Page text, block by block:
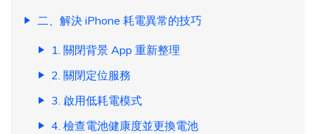
二、解決 iPhone 耗電異常的技巧
1. 關閉背景 App 重新整理
2. 關閉定位服務
3. 啟用低耗電模式
4. 檢查電池健康度並更換電池